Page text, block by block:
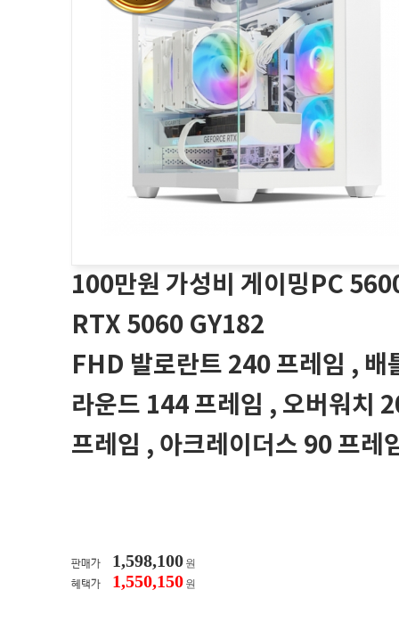
100만원 가성비 게이밍PC
RTX 5060 GY182
FHD 발로란트 240 프레임 , 배
라운드 144 프레임 , 오버워치
프레임 , 아크레이더스 90 프레
판매가 1,598,100 원
혜택가
1,550,150 원